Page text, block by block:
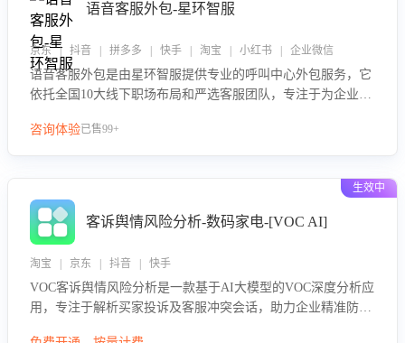
语音客服外包-星环智服
京东 | 抖音 | 拼多多 | 快手 | 淘宝 | 小红书 | 企业微信
语音客服外包是由星环智服提供专业的呼叫中心外包服务，它
依托全国10大线下职场布局和严选客服团队，专注于为企业提
队和智能工具提升语音客服服务效率和质量，帮助企业实现降
咨询体验已售99+
生效中
客诉舆情风险分析-数码家电-[VOC AI]
淘宝 | 京东 | 抖音 | 快手
VOC客诉舆情风险分析是一款基于AI大模型的VOC深度分析应
用，专注于解析买家投诉及客服冲突会话，助力企业精准防控